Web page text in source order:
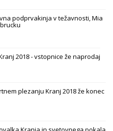
podprvakinja v težavnosti, Mia
2018 - vstopnice že naprodaj
plezanju Kranj 2018 že konec